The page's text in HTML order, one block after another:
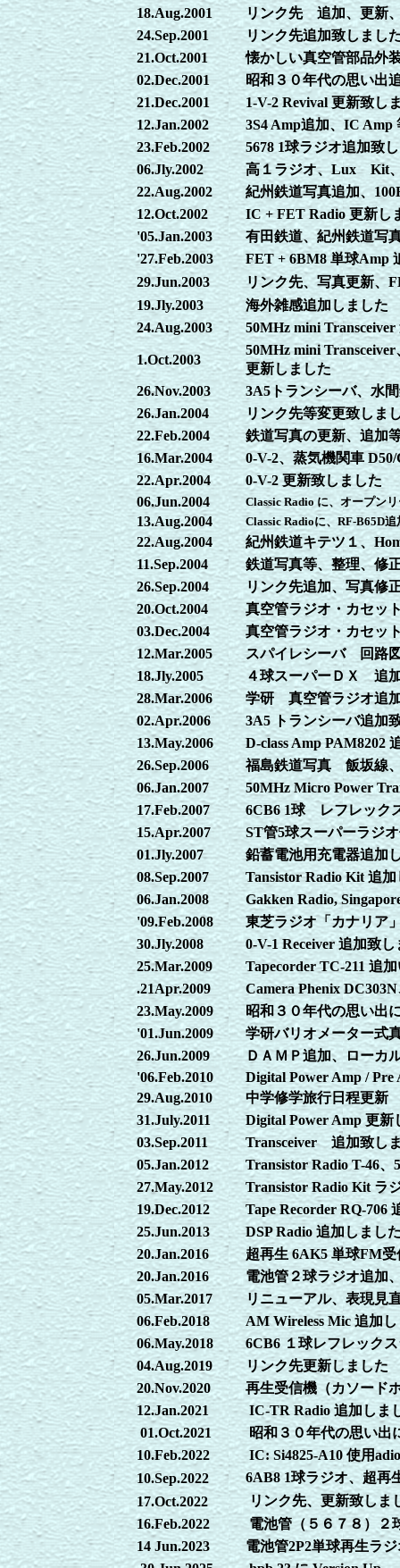
18.Aug.2001
リンク先 追加、更新
24.Sep.2001
リンク先追加致しまし
21.Oct.2001
懐かしい真空管部品外
02.Dec.2001
昭和３０年代の思い出
21.Dec.2001
1-V-2 Revival 更新致し
12.Jan.2002
3S4 Amp追加、IC Amp
23.Feb.2002
5678 1球ラジオ追加致
06.Jly.2002
高１ラジオ、Lux Kit
22.Aug.2002
紀州鉄道写真追加、
12.Oct.2002
IC + FET Radio 更新し
'05.Jan.2003
有田鉄道、紀州鉄道写
'27.Feb.2003
FET + 6BM8 単球Amp
29.Jun.2003
リンク先、写真更新、
19.Jly.2003
海外雑感追加しました
24.Aug.2003
50MHz mini
1.Oct.2003
50MHz mini
更新しました
26.Nov.2003
3A5トランシーバ、水
26.Jan.2004
リンク先等変更致しま
22.Feb.2004
鉄道写真の更新、追加
16.Mar.2004
0-V-2、蒸気機関車
22.Apr.2004
0-V-2 更新致しました
06.Jun.2004
Classic Radio に、オープン
13.Aug.2004 Classic Radioに、RF-B65D追
22.Aug.2004
紀州鉄道キテツ１、
11.Sep.2004
鉄道写真等、整理、修
26.Sep.2004
リンク先追加、写真修
20.Oct.2004
真空管ラジオ・カセッ
03.Dec.2004
真空管ラジオ・カセッ
12.Mar.2005
スパイレシーバ 回路
18.Jly.2005
４球スーパーＤＸ 追
28.Mar.2006
学研 真空管ラジオ追
02.Apr.2006
3A5 トランシーバ追加
13.May.2006
D-class Amp PAM8202
26.Sep.2006
福島鉄道写真 飯坂線
06.Jan.2007
50MHz Micro Power
17.Feb.2007
6CB6 1球 レフレック
15.Apr.2007
ST管5球スーパーラジ
01.Jly.2007
鉛蓄電池用充電器追加
08.Sep.2007
Tansistor Radio Kit 追
06.Jan.2008
Gakken Radio,
'09.Feb.2008
東芝ラジオ「カナリア
30.Jly.2008
0-V-1 Receiver 追加致し
25.Mar.2009
Tapecorder TC-211 追
.21Apr.2009
Camera Phenix
23.May.2009
昭和３０年代の思い出
'01.Jun.2009
学研バリオメーター式
26.Jun.2009
ＤＡＭＰ追加、ローカ
'06.Feb.2010
Digital Power Amp / Pre
29.Aug.2010
中学修学旅行日程更新
31.July.2011
Digital Power Amp 更新
03.Sep.2011
Transceiver 追加致し
05.Jan.2012
Transistor Radio T-46
27.May.2012
Transistor Radio Kit ラ
19.Dec.2012
Tape Recorder RQ-706
25.Jun.2013
DSP Radio 追加しまし
20.Jan.2016
超再生 6AK5 単球FM
20.Jan.2016
電池管２球ラジオ追加
05.Mar.2017
リニューアル、表現見
06.Feb.2018
AM Wireless Mic 追加
06.May.2018
6CB6 １球レフレック
04.Aug.2019
リンク先更新しました
20.Nov.2020
再生受信機（カソード
12.Jan.2021
IC-TR Radio 追加しま
01.Oct.2021
昭和３０年代の思い出
10.Feb.2022
IC: Si4825-A10 使用
10.Sep.2022
6AB8 1球ラジオ、超再
17.Oct.2022
リンク先、更新致しま
16.Feb.2022
電池管（５６７８）２
14 Jun.2023
電池管2P2単球再生ラ